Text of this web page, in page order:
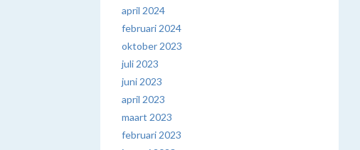
april 2024
februari 2024
oktober 2023
juli 2023
juni 2023
april 2023
maart 2023
februari 2023